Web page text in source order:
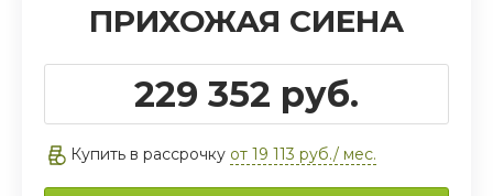
ПРИХОЖАЯ СИЕНА
229 352 руб.
Купить в рассрочку от 19 113 руб./ мес.